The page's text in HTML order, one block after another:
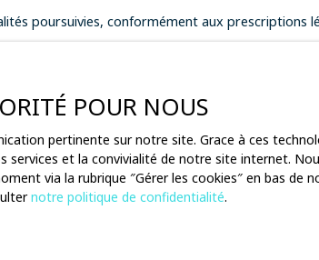
poursuivies, conformément aux prescriptions
du 6 janvier 1978, les internautes dont les
vous pouvez vous inscrire
site Internetwww.bloctel.gouv.frou par courrier
POUR NOUS
pertinente sur notre site. Grace à ces
et la convivialité de notre site internet.
via la rubrique ″Gérer les cookies″ en bas de
notre politique de confidentialité.